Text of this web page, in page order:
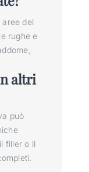
del
rughe e
altri
può
filler o il